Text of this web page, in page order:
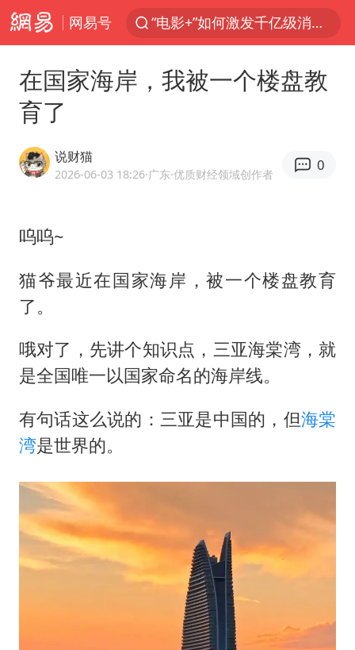
网易号
“电影+”如何激发千亿级消费新活力？
台风白海豚已进入24小时警戒线
四川宜宾市高县4.9级地震致1人死亡
38岁演员求职万岁山NPC成功
美股存储板块集体大跌
东航：国内客票提前14天免费退改
中国女篮70-67险胜尼日利亚女篮
夯实基础开新局
在国家海岸，我被一个楼盘教
育了
说财猫
2026-06-03 18:26·广东·优质财经领域创作者
0
呜呜~
猫爷最近在国家海岸，被一个楼盘教育
了。
哦对了，先讲个知识点，三亚海棠湾，就
是全国唯一以国家命名的海岸线。
有句话这么说的：三亚是中国的，但海棠
湾是世界的。